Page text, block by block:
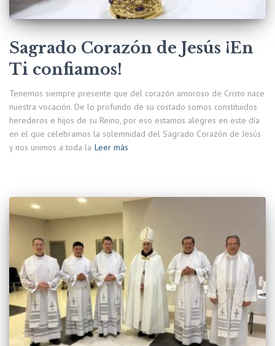
Sagrado Corazón de Jesús ¡En
Ti confiamos!
Tenemos siempre presente que del corazón amoroso de Cristo nace
nuestra vocación. De lo profundo de su costado somos constituidos
herederos e hijos de su Reino, por eso estamos alegres en este día
en el que celebramos la solemnidad del Sagrado Corazón de Jesús
y nos unimos a toda la Leer más